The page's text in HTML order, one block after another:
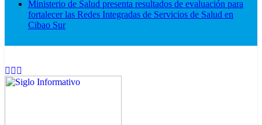
Ministerio de Salud presenta resultados de evaluación para
fortalecer las Redes Integradas de Servicios de Salud en
Cibao Sur